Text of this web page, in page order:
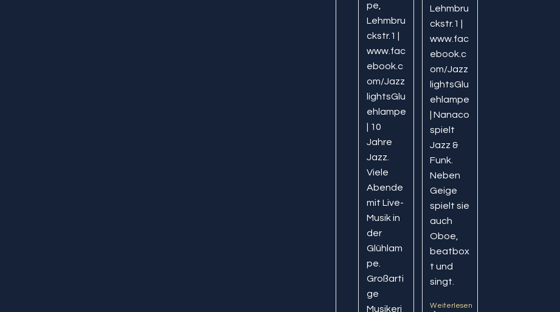
pe,
Lehmbru
ckstr.1 |
www.fac
ebook.c
om/Jazz
lightsGlu
ehlampe
| 10
Jahre
Jazz.
Viele
Abende
mit Live-
Musik in
der
Glühlam
pe.
Großarti
ge
Musikeri
Lehmbru
ckstr.1 |
www.fac
ebook.c
om/Jazz
lightsGlu
ehlampe
| Nanaco
spielt
Jazz &
Funk.
Neben
Geige
spielt sie
auch
Oboe,
beatbox
t und
singt.
Weiterlesen